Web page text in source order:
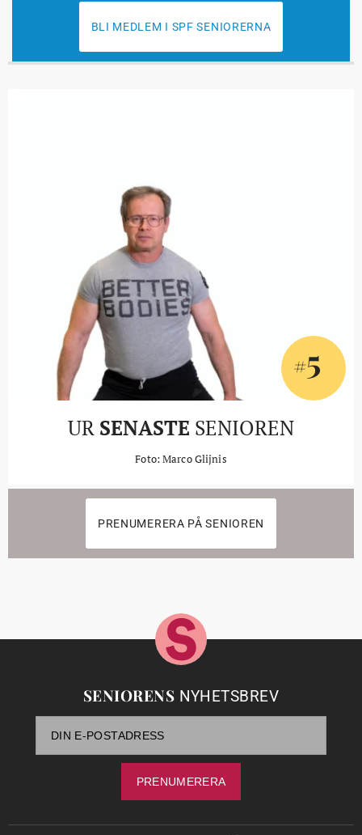
BLI MEDLEM I SPF SENIORERNA
#5
UR SENASTE SENIOREN
Foto: Marco Glijnis
PRENUMERERA PÅ SENIOREN
SENIORENS NYHETSBREV